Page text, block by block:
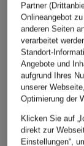
+Aktionsrabatt
A.P.C.
Pullover
Partner
Onlineangebot
anderen Seiten
verarbeitet
Standort-
Angebote und
aufgrund Ihres
unserer
Optimierung der
Klicken Sie auf
direkt zur
Einstellungen“,